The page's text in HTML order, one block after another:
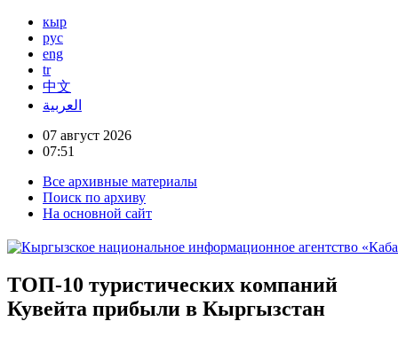
кыр
рус
eng
tr
中文
العربية
07 август 2026
07:51
Все архивные материалы
Поиск по архиву
На основной сайт
ТОП-10 туристических компаний
Кувейта прибыли в Кыргызстан